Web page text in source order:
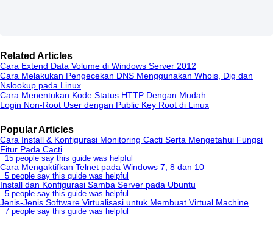
Related Articles
Cara Extend Data Volume di Windows Server 2012
Cara Melakukan Pengecekan DNS Menggunakan Whois, Dig dan
Nslookup pada Linux
Cara Menentukan Kode Status HTTP Dengan Mudah
Login Non-Root User dengan Public Key Root di Linux
Popular Articles
Cara Install & Konfigurasi Monitoring Cacti Serta Mengetahui Fungsi
Fitur Pada Cacti
15 people say this guide was helpful
Cara Mengaktifkan Telnet pada Windows 7, 8 dan 10
5 people say this guide was helpful
Install dan Konfigurasi Samba Server pada Ubuntu
5 people say this guide was helpful
Jenis-Jenis Software Virtualisasi untuk Membuat Virtual Machine
7 people say this guide was helpful